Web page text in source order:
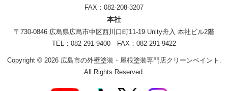
FAX：082-208-3207
本社
〒730-0846 広島県広島市中区西川口町11-19 Unity舟入 本社ビル2階
TEL：082-291-9400 FAX：082-291-9422
Copyright © 2026 広島市の外壁塗装・屋根塗装専門店クリーンペイント.
All Rights Reserved.